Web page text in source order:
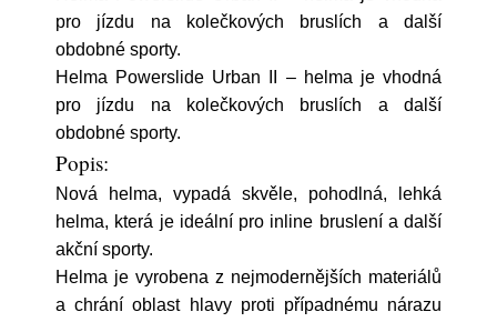
pro jízdu na kolečkových bruslích a další
obdobné sporty.
Helma Powerslide Urban II – helma je vhodná
pro jízdu na kolečkových bruslích a další
obdobné sporty.
Popis:
Nová helma, vypadá skvěle, pohodlná, lehká
helma, která je ideální pro inline bruslení a další
akční sporty.
Helma je vyrobena z nejmodernějších materiálů
a chrání oblast hlavy proti případnému nárazu